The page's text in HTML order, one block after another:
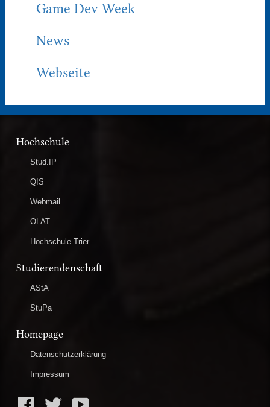
Game Dev Week
News
Webseite
Hochschule
Stud.IP
QIS
Webmail
OLAT
Hochschule Trier
Studierendenschaft
AStA
StuPa
Homepage
Datenschutzerklärung
Impressum